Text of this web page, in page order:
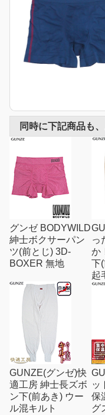
同時に下記商品も
グンゼ BODYWILD
紳士ボクサーパン
ツ(前とじ) 3D-
BOXER 無地
っ
か
下
起
GUNZE(グンゼ)快
適工房 紳士長ズボ
ン下(前あき) ウー
ル混キルト
ッ
保
グ